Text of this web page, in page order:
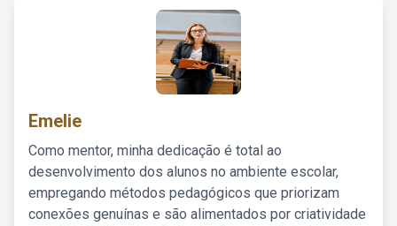
Emelie
Como mentor, minha dedicação é total ao
desenvolvimento dos alunos no ambiente escolar,
empregando métodos pedagógicos que priorizam
conexões genuínas e são alimentados por criatividade